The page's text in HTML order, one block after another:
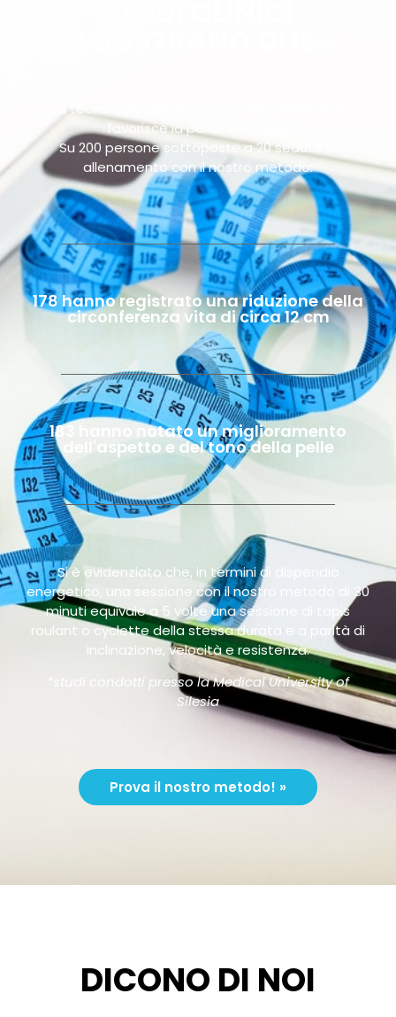
La tecnologia specifica Vacuum + Infrarosso
favorisce la perdita di peso.
Su 200 persone sottoposte a 20 sedute di
allenamento con il nostro metodo:
178 hanno registrato una riduzione della
circonferenza vita di circa 12 cm
183 hanno notato un miglioramento
dell'aspetto e del tono della pelle
Si è evidenziato che, in termini di dispendio
energetico, una sessione con il nostro metodo di 30
minuti equivale a 5 volte una sessione di tapis
roulant o cyclette della stessa durata e a parità di
inclinazione, velocità e resistenza.
*studi condotti presso la Medical University of
Silesia
Prova il nostro metodo! »
DICONO DI NOI